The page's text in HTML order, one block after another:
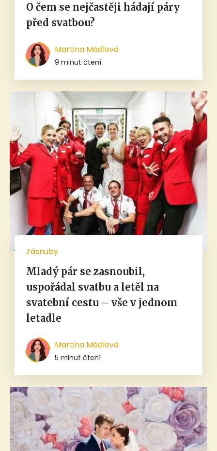
O čem se nejčastěji hádají páry
před svatbou?
Martina Mádlová
9 minut čtení
Zásnuby
Mladý pár se zasnoubil,
uspořádal svatbu a letěl na
svatební cestu – vše v jednom
letadle
Martina Mádlová
5 minut čtení